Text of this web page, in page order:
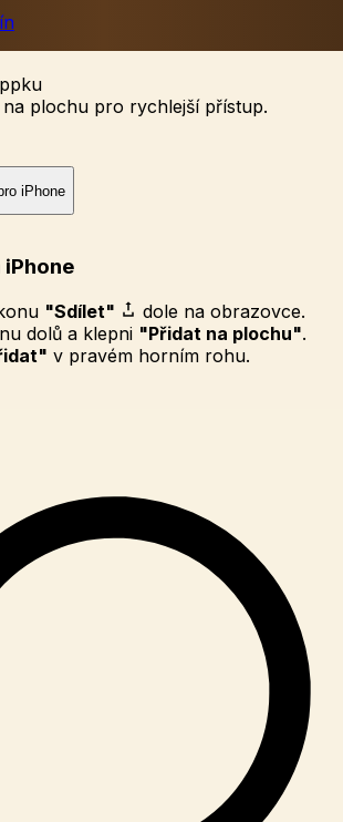
na plochu pro rychlejší přístup.
iPhone
iPhone
"Sdílet"
dole na obrazovce.
dolů a klepni "Přidat na plochu".
v pravém horním rohu.